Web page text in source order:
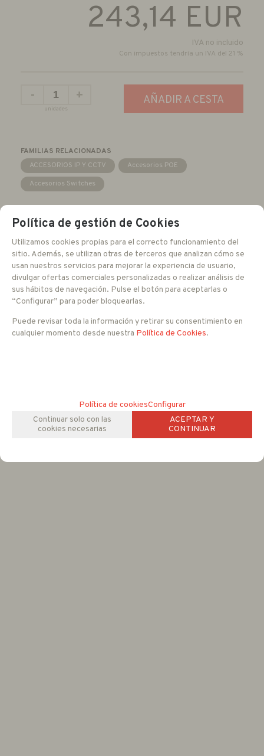
243,14 EUR
IVA no incluido
Con impuestos tendría un IVA del 21 %
-
unidades
+ AÑADIR A CESTA
FAMILIAS RELACIONADAS
ACCESORIOS IP Y CCTV
Accesorios POE
Accesorios Switches
Política de gestión de Cookies
Utilizamos cookies propias para el correcto funcionamiento del
sitio. Además, se utilizan otras de terceros que analizan cómo se
usan nuestros servicios para mejorar la experiencia de usuario,
divulgar ofertas comerciales personalizadas o realizar análisis de
sus hábitos de navegación. Pulse el botón para aceptarlas o
“Configurar” para poder bloquearlas.
Puede revisar toda la información y retirar su consentimiento en
cualquier momento desde nuestra Política de Cookies.
Política de cookiesConfigurar
Continuar solo con las
cookies necesarias
ACEPTAR Y
CONTINUAR